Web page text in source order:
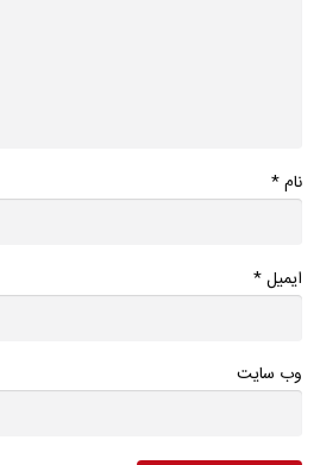
نام*
ایمیل*
وب سایت